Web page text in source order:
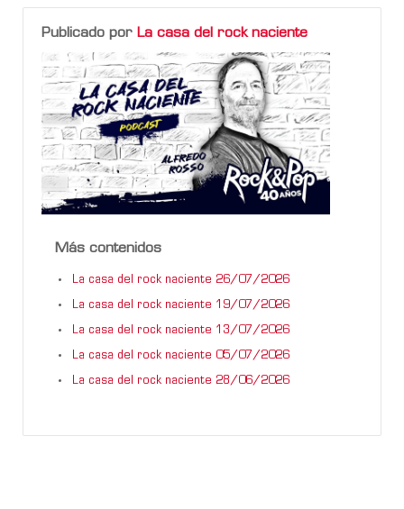
Publicado por La casa del rock naciente
Más contenidos
La casa del rock naciente 26/07/2026
La casa del rock naciente 19/07/2026
La casa del rock naciente 13/07/2026
La casa del rock naciente 05/07/2026
La casa del rock naciente 28/06/2026